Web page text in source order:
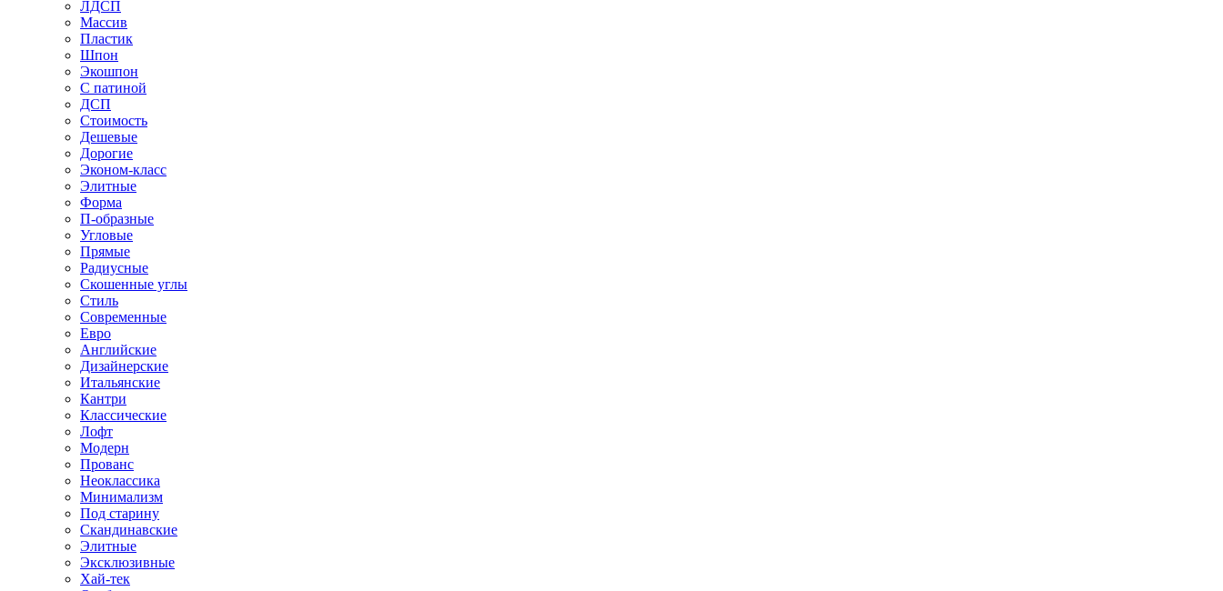
ЛДСП
Массив
Пластик
Шпон
Экошпон
С патиной
ДСП
Стоимость
Дешевые
Дорогие
Эконом-класс
Элитные
Форма
П-образные
Угловые
Прямые
Радиусные
Скошенные углы
Стиль
Современные
Евро
Английские
Дизайнерские
Итальянские
Кантри
Классические
Лофт
Модерн
Прованс
Неоклассика
Минимализм
Под старину
Скандинавские
Элитные
Эксклюзивные
Хай-тек